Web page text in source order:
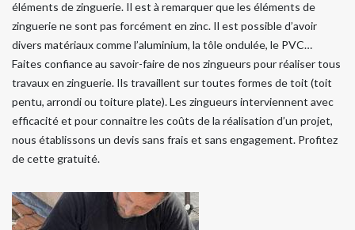
éléments de zinguerie. Il est à remarquer que les éléments de
zinguerie ne sont pas forcément en zinc. Il est possible d’avoir
divers matériaux comme l’aluminium, la tôle ondulée, le PVC…
Faites confiance au savoir-faire de nos zingueurs pour réaliser tous
travaux en zinguerie. Ils travaillent sur toutes formes de toit (toit
pentu, arrondi ou toiture plate). Les zingueurs interviennent avec
efficacité et pour connaitre les coûts de la réalisation d’un projet,
nous établissons un devis sans frais et sans engagement. Profitez
de cette gratuité.